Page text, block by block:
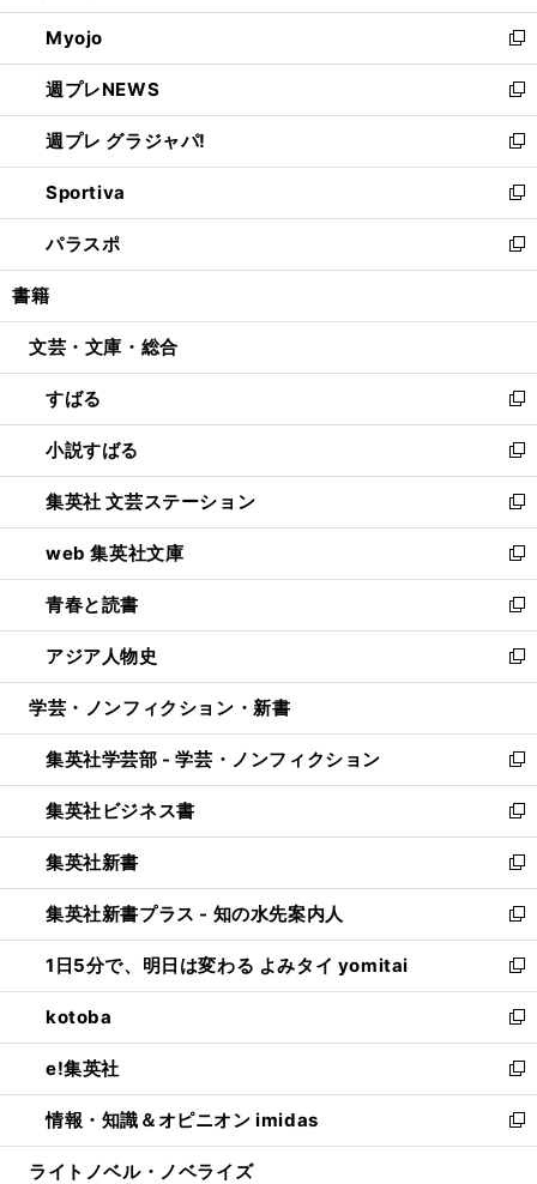
開
く
ウ
で
開
く
ン
ド
ウ
で
開
く
ウ
ィ
ン
ド
ウ
で
開
く
Myojo
新
し
い
ウ
ィ
ン
ド
ウ
で
開
週プレNEWS
新
し
い
ウ
ィ
ン
ド
ウ
開
週プレ グラジャパ!
新
し
い
ウ
ィ
ン
ウ
開
く
Sportiva
新
し
い
ウ
ン
ウ
で
開
く
パラスポ
新
し
ウ
ン
ド
ウ
で
開
く
書籍
文芸・文庫・総合
すばる
新
し
い
ウ
ィ
ン
ド
ウ
で
開
く
小説すばる
新
し
い
ウ
ィ
ン
ド
ウ
で
開
集英社 文芸ステーション
新
し
い
ウ
ィ
ン
ド
ウ
開
く
web 集英社文庫
新
し
い
ウ
ィ
ン
ウ
で
開
く
青春と読書
新
し
い
ウ
ン
ド
ウ
で
開
く
アジア人物史
新
し
ウ
ィ
ン
ド
ウ
で
開
く
学芸・ノンフィクション・新書
集英社学芸部 - 学芸・ノンフィクション
新
し
い
ウ
ィ
ン
ド
ウ
で
開
く
集英社ビジネス書
新
し
い
ウ
ィ
ン
ド
ウ
で
開
く
集英社新書
新
し
い
ウ
ィ
ン
ド
ウ
で
開
く
集英社新書プラス - 知の水先案内人
新
し
い
ウ
ィ
ン
ド
ウ
で
開
1日5分で、明日は変わる よみタイ yomitai
新
し
い
ウ
ィ
ン
ド
ウ
kotoba
新
し
い
ウ
ィ
ン
e!集英社
新
し
い
ウ
情報・知識＆オピニオン imidas
新
し
ライトノベル・ノベライズ